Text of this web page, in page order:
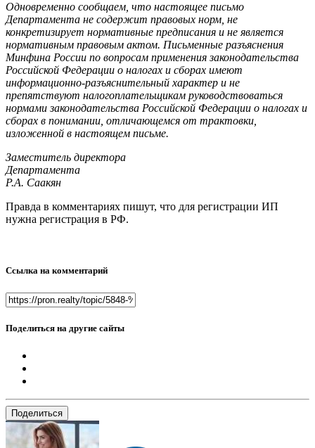
Одновременно сообщаем, что настоящее письмо
Департамента не содержит правовых норм, не
конкретизирует нормативные предписания и не является
нормативным правовым актом. Письменные разъяснения
Минфина России по вопросам применения законодательства
Российской Федерации о налогах и сборах имеют
информационно-разъяснительный характер и не
препятствуют налогоплательщикам руководствоваться
нормами законодательства Российской Федерации о налогах и
сборах в понимании, отличающемся от трактовки,
изложенной в настоящем письме.
Заместитель директора
Департамента
Р.А. Саакян
Правда в комментариях пишут, что для регистрации ИП
нужна регистрация в РФ.
Ссылка на комментарий
Поделиться на другие сайты
Поделиться